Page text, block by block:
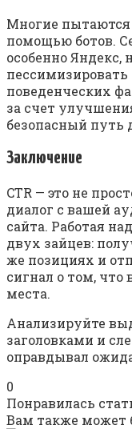
Многие пытаются
помощью ботов.
особенно Яндекс,
поведенческих
за счет
безопасный путь
Заключение
CTR — это не
диалог с вашей
сайта. Работая
двух зайцев:
же позициях и
сигнал о том, что
места.
Анализируйте
заголовками и
оправдывал
0
Понравилась
Вам также может